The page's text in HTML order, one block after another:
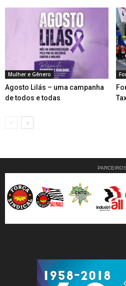
Mulher e Gênero
Agosto Lilás – uma campanha
de todos e todas
PARCEIROS